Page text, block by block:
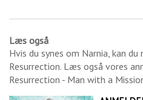
Læs også
Hvis du synes om Narnia, kan du
Resurrection. Læs også vores
Resurrection - Man with a